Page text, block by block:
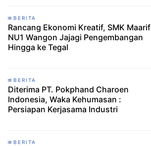
BERITA
Rancang Ekonomi Kreatif, SMK Maarif
NU1 Wangon Jajagi Pengembangan
Hingga ke Tegal
BERITA
Diterima PT. Pokphand Charoen
Indonesia, Waka Kehumasan :
Persiapan Kerjasama Industri
BERITA